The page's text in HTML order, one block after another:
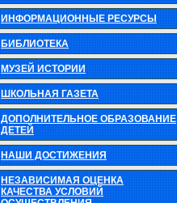
ИНФОРМАЦИОННЫЕ РЕСУРСЫ
БИБЛИОТЕКА
МУЗЕЙ ИСТОРИИ
ШКОЛЬНАЯ ГАЗЕТА
ДОПОЛНИТЕЛЬНОЕ ОБРАЗОВАНИЕ
ДЕТЕЙ
НАШИ ДОСТИЖЕНИЯ
НЕЗАВИСИМАЯ ОЦЕНКА
КАЧЕСТВА УСЛОВИЙ